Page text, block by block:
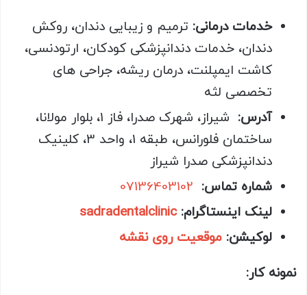
خدمات درمانی: ترمیم و زیبایی دندان، روکش
دندان، خدمات دندانپزشکی کودکان، ارتودنسی،
کاشت ایمپلنت، درمان ریشه، جراحی های
تخصصی لثه
آدرس:
شیراز، شهرک صدرا، فاز 1، بلوار مولانا،
ساختمان فلورانس، طبقه 1، واحد 3، کلینیک
دندانپزشکی صدرا شیراز
شماره تماس: 07136403102
لینک اینستاگرام:sadradentalclinic
لوکیشن: موقعیت روی نقشه
نمونه کار: